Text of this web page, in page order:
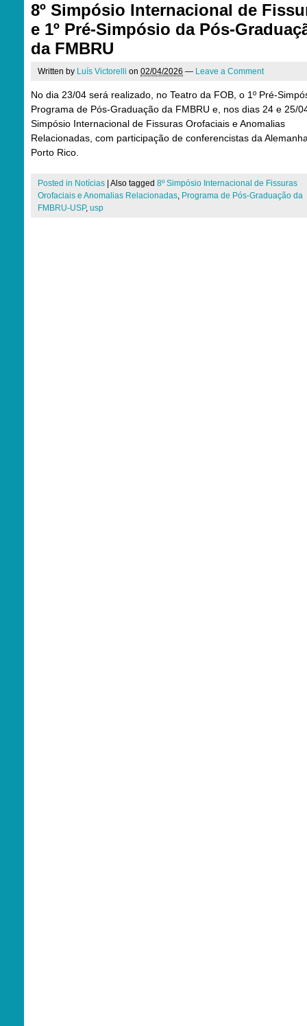
8º Simpósio Internacional de
e 1º Pré-Simpósio da Pós-
da FMBRU
Written by Luís Victorelli on 02/04/2026 — Leave a Comment
No dia 23/04 será realizado, no Teatro da FOB, o 1º Pré-
Programa de Pós-Graduação da FMBRU e, nos dias 24 e 25/
Simpósio Internacional de Fissuras Orofaciais e Anomalias
Relacionadas, com participação de conferencistas da
Porto Rico.
Posted in Notícias Also tagged 8º Simpósio Internacional de Fissuras
Orofaciais e Anomalias Relacionadas, Programa de Pós-Graduação da
FMBRU-USP, usp